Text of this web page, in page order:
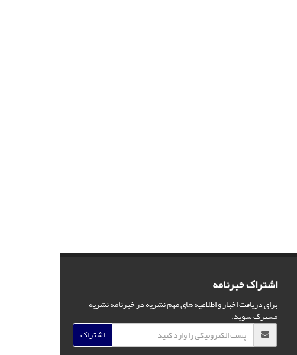
اشتراک خبرنامه
برای دریافت اخبار و اطلاعیه های مهم نشریه در خبرنامه نشریه
مشترک شوید.
اشتراک